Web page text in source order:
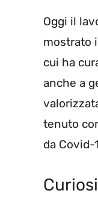
Oggi il
mostrato
cui ha
anche a
tenuto
da Covid-